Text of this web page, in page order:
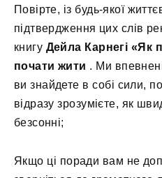
Повірте, із будь-якої
підтвердження цих слів
книгу Дейла Карнегі «Як
почати жити . Ми
ви знайдете в собі сили,
відразу зрозумієте, як
безсонні;
Якщо ці поради вам не